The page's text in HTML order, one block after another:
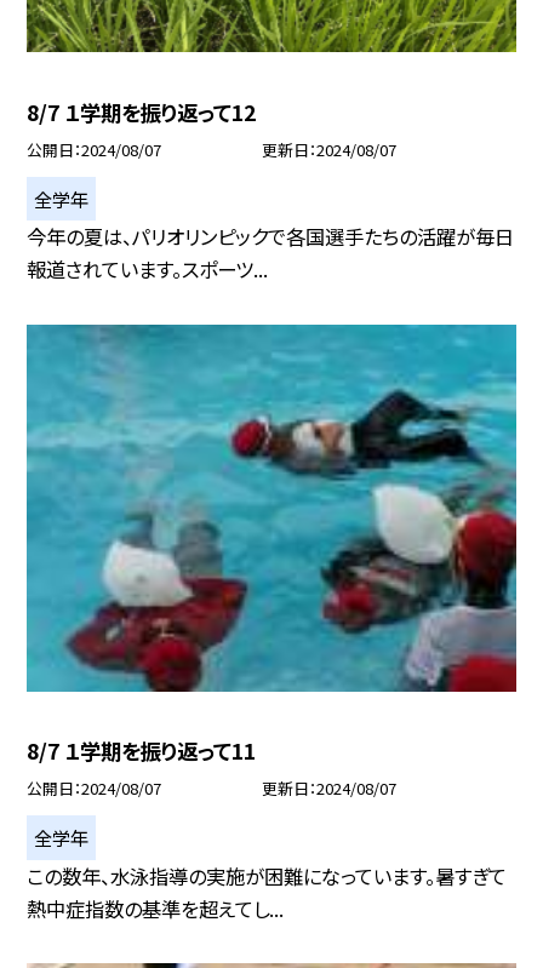
8/7 １学期を振り返って12
公開日 2024/08/07 更新日 2024/08/07
全学年
今年の夏は、パリオリンピックで各国選手たちの活躍が毎日
報道されています。スポーツ...
8/7 １学期を振り返って11
公開日 2024/08/07 更新日 2024/08/07
全学年
この数年、水泳指導の実施が困難になっています。暑すぎて
熱中症指数の基準を超えてし...